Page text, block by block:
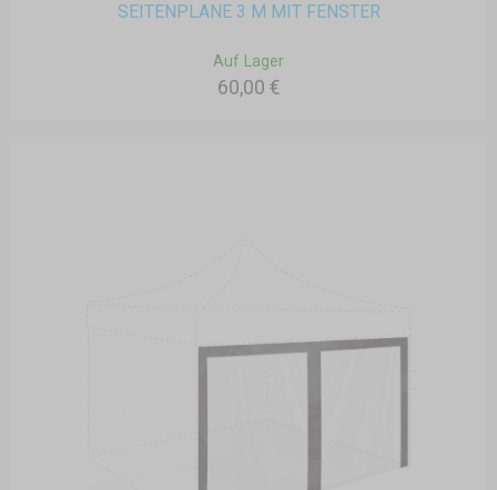
SEITENPLANE 3 M MIT FENSTER
Auf Lager
60,00 €